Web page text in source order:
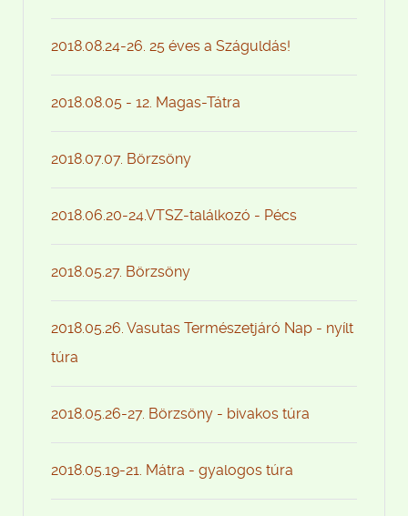
2018.08.24-26. 25 éves a Száguldás!
2018.08.05 - 12. Magas-Tátra
2018.07.07. Börzsöny
2018.06.20-24.VTSZ-találkozó - Pécs
2018.05.27. Börzsöny
2018.05.26. Vasutas Természetjáró Nap - nyílt
túra
2018.05.26-27. Börzsöny - bivakos túra
2018.05.19-21. Mátra - gyalogos túra